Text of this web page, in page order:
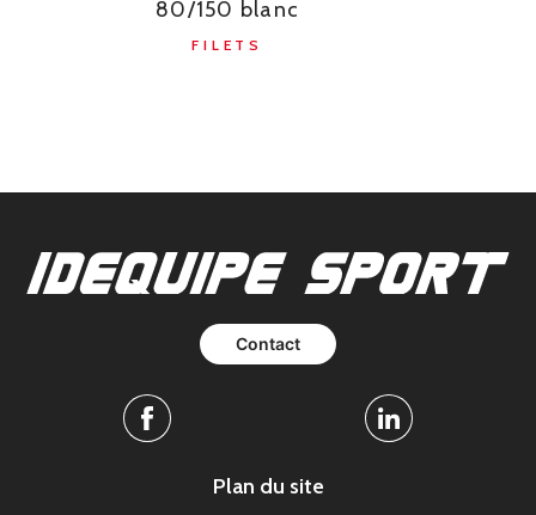
80/150 blanc
FILETS
Contact
Facebook Linkedin
Plan du site